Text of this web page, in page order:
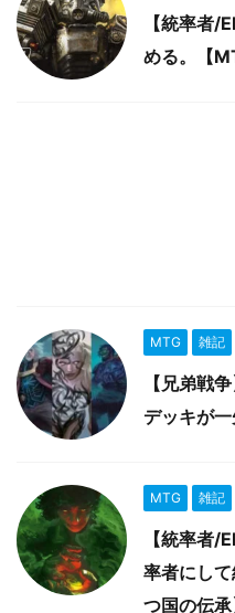
【統率者/
める。【
MTG 雑記
【兄弟戦
デッキが
MTG 雑記
【統率者/
率者にし
つ国の伝承